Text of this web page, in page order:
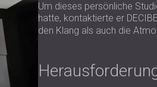
Um dieses persönliche
hatte, kontaktierte er
den Klang als auch die